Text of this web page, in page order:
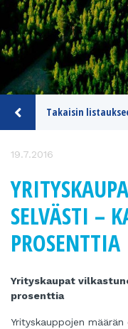
Takaisin
19.7.2016
SELVÄSTI –
PROSENTTIA
Yrityskaupat
prosenttia
Yrityskauppojen